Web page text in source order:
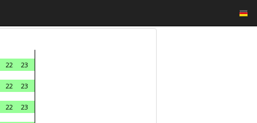
22
23
22
23
22
23